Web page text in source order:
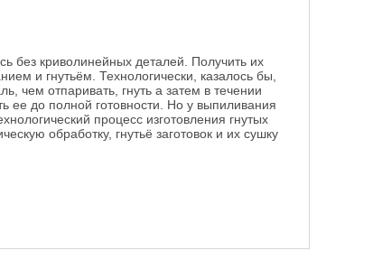
без криволинейных деталей. Получить их
и гнутьём. Технологически, казалось бы,
чем отпаривать, гнуть а затем в течении
ее до полной готовности. Но у выпиливания
процесс изготовления гнутых
обработку, гнутьё заготовок и их сушку